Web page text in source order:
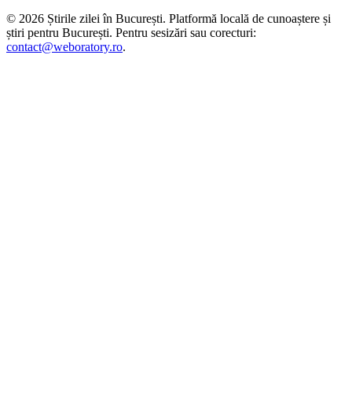
© 2026 Știrile zilei în București. Platformă locală de cunoaștere și
știri pentru București. Pentru sesizări sau corecturi:
contact@weboratory.ro.